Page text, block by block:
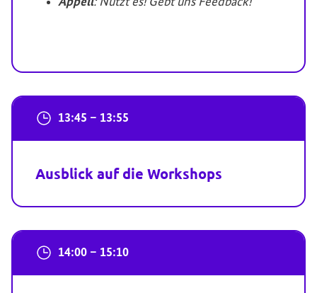
13:45 – 13:55
Ausblick auf die Workshops
14:00 – 15:10